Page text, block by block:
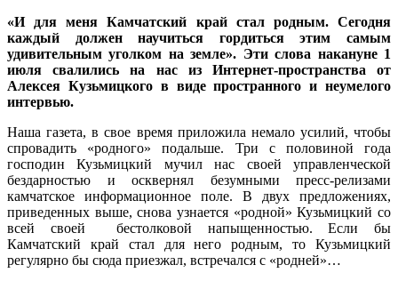
«И для меня Камчатский край стал родным. Сегодня
каждый должен научиться гордиться этим самым
удивительным уголком на земле». Эти слова накануне 1
июля свалились на нас из Интернет-пространства от
Алексея Кузьмицкого в виде пространного и неумелого
интервью.
Наша газета, в свое время приложила немало усилий, чтобы
спровадить «родного» подальше. Три с половиной года
господин Кузьмицкий мучил нас своей управленческой
бездарностью и осквернял безумными пресс-релизами
камчатское информационное поле. В двух предложениях,
приведенных выше, снова узнается «родной» Кузьмицкий со
всей своей бестолковой напыщенностью. Если бы
Камчатский край стал для него родным, то Кузьмицкий
регулярно бы сюда приезжал, встречался с «родней»…